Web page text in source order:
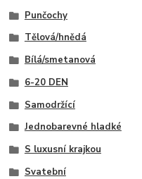
Punčochy
Tělová/hnědá
Bílá/smetanová
6-20 DEN
Samodržící
Jednobarevné hladké
S luxusní krajkou
Svatební